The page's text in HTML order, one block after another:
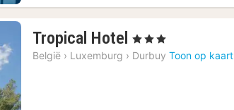
Tropical Hotel 1
nacht
, 3 Sterren
België › Luxemburg › Durbuy Toon op kaart